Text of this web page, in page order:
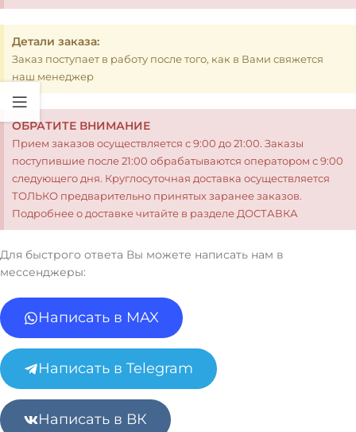
Детали заказа:
Заказ поступает в работу после того, как в Вами свяжется
наш менеджер
ОБРАТИТЕ ВНИМАНИЕ
Прием заказов осуществляется с 9:00 до 21:00. Заказы
поступившие после 21:00 обрабатываются оператором с 9:00
следующего дня. Круглосуточная доставка осуществляется
ТОЛЬКО предварительно принятых заранее заказов.
Подробнее о доставке читайте в разделе ДОСТАВКА
Для быстрого ответа Вы можете написать нам в
мессенджеры:
Написать в MAX
Написать в Telegram
Написать в ВК